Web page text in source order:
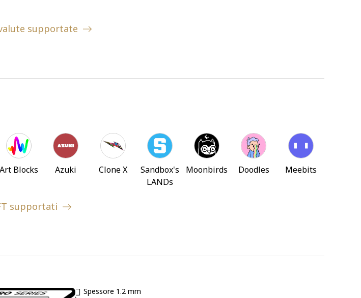
supportate
Art Blocks Azuki Clone X
Sandbox's
LANDs
Moonbirds Doodles Meebits
supportati
Spessore 1.2 mm